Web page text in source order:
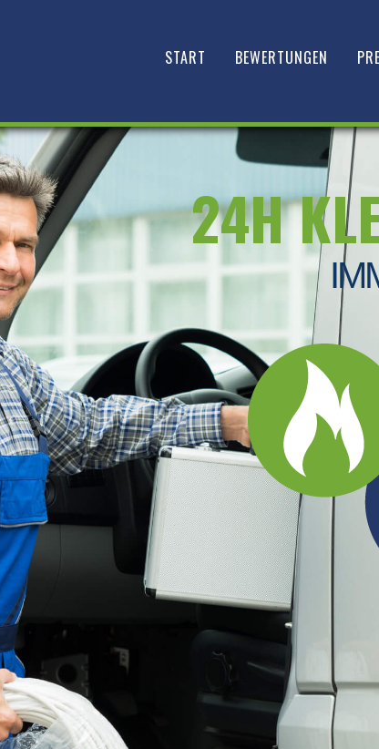
START BEWERTUNGEN
24H